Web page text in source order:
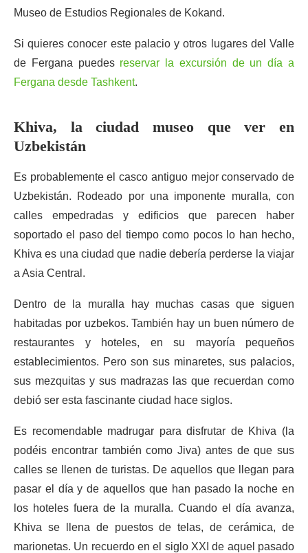
Museo de Estudios Regionales de Kokand.
Si quieres conocer este palacio y otros lugares del Valle
de Fergana puedes reservar la excursión de un día a
Fergana desde Tashkent.
Khiva, la ciudad museo que ver en
Uzbekistán
Es probablemente el casco antiguo mejor conservado de
Uzbekistán. Rodeado por una imponente muralla, con
calles empedradas y edificios que parecen haber
soportado el paso del tiempo como pocos lo han hecho,
Khiva es una ciudad que nadie debería perderse la viajar
a Asia Central.
Dentro de la muralla hay muchas casas que siguen
habitadas por uzbekos. También hay un buen número de
restaurantes y hoteles, en su mayoría pequeños
establecimientos. Pero son sus minaretes, sus palacios,
sus mezquitas y sus madrazas las que recuerdan como
debió ser esta fascinante ciudad hace siglos.
Es recomendable madrugar para disfrutar de Khiva (la
podéis encontrar también como Jiva) antes de que sus
calles se llenen de turistas. De aquellos que llegan para
pasar el día y de aquellos que han pasado la noche en
los hoteles fuera de la muralla. Cuando el día avanza,
Khiva se llena de puestos de telas, de cerámica, de
marionetas. Un recuerdo en el siglo XXI de aquel pasado